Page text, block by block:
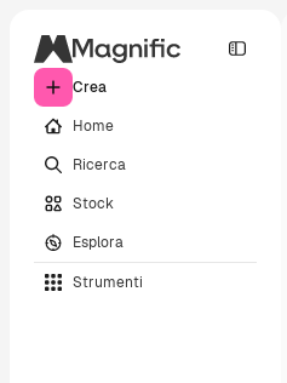
Crea
Home
Ricerca
Stock
Esplora
Strumenti